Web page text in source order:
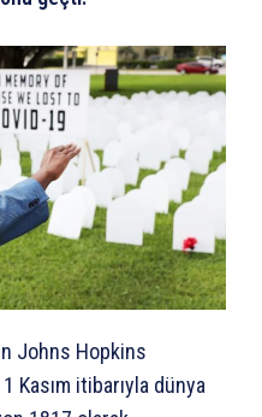
Johns Hopkins
itibarıyla dünya